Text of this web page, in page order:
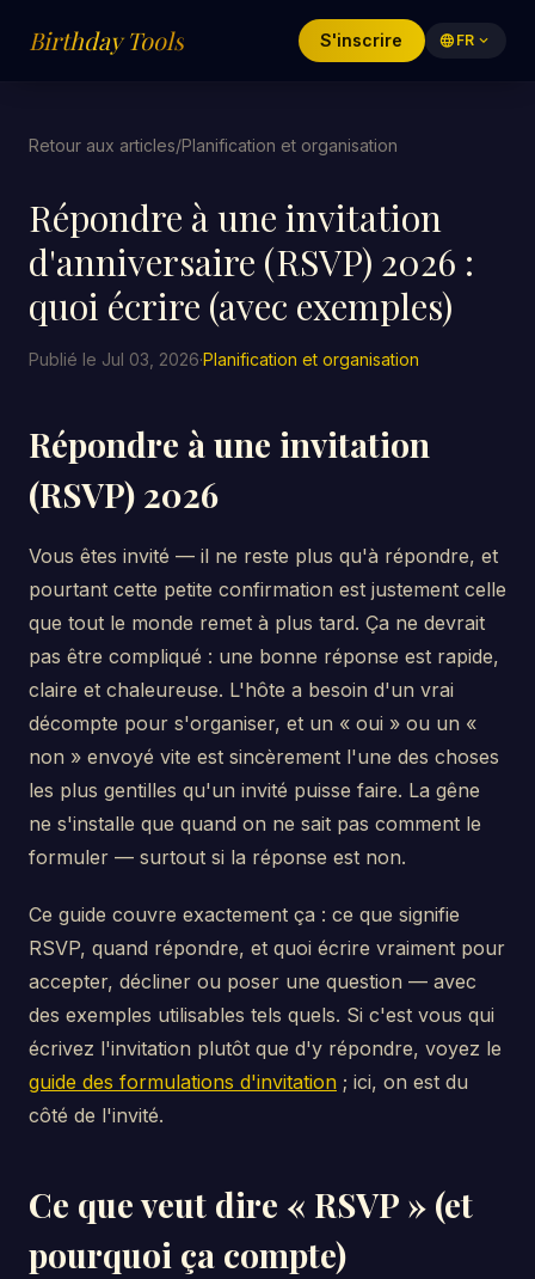
Birthday Tools S'inscrire language FR expand_more
Retour aux articles/Planification et organisation
Répondre à une invitation
d'anniversaire (RSVP) 2026 :
quoi écrire (avec exemples)
Publié le Jul 03, 2026·Planification et organisation
Répondre à une invitation
(RSVP) 2026
Vous êtes invité — il ne reste plus qu'à répondre, et
pourtant cette petite confirmation est justement celle
que tout le monde remet à plus tard. Ça ne devrait
pas être compliqué : une bonne réponse est rapide,
claire et chaleureuse. L'hôte a besoin d'un vrai
décompte pour s'organiser, et un « oui » ou un «
non » envoyé vite est sincèrement l'une des choses
les plus gentilles qu'un invité puisse faire. La gêne
ne s'installe que quand on ne sait pas comment le
formuler — surtout si la réponse est non.
Ce guide couvre exactement ça : ce que signifie
RSVP, quand répondre, et quoi écrire vraiment pour
accepter, décliner ou poser une question — avec
des exemples utilisables tels quels. Si c'est vous qui
écrivez l'invitation plutôt que d'y répondre, voyez le
guide des formulations d'invitation ; ici, on est du
côté de l'invité.
Ce que veut dire « RSVP » (et
pourquoi ça compte)